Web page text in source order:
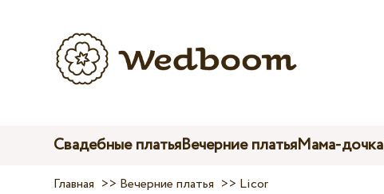
Свадебные платьяВечерние платьяМама-дочка
Главная >> Вечерние платья >> Licor